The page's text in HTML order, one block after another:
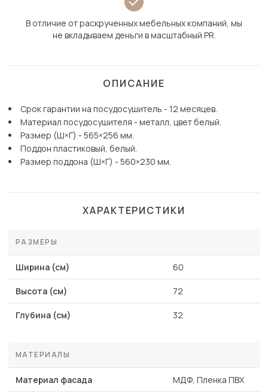
В отличие от раскрученных мебельных компаний, мы
не вкладываем деньги в масштабный PR.
ОПИСАНИЕ
Срок гарантии на посудосушитель - 12 месяцев.
Материал посудосушителя - металл, цвет белый.
Размер (Ш×Г) - 565×256 мм.
Поддон пластиковый, белый.
Размер поддона (Ш×Г) - 560×230 мм.
ХАРАКТЕРИСТИКИ
РАЗМЕРЫ
Ширина (см) 60
Высота (см) 72
Глубина (см) 32
МАТЕРИАЛЫ
Материал фасада МДФ, Пленка ПВХ